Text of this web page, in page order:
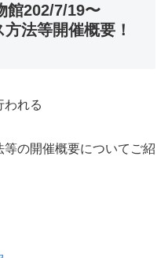
館202/7/19〜
法等開催概要！
われる
の開催概要についてご紹